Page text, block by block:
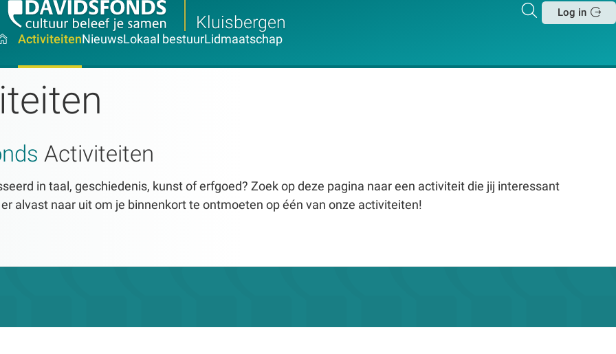
Kluisbergen
Zoeken
Log in
ActiviteitenNieuwsLokaal bestuurLidmaatschap
Activiteiten
in taal, geschiedenis, kunst of erfgoed? Zoek op deze pagina naar een activiteit die jij interessant
alvast naar uit om je binnenkort te ontmoeten op één van onze activiteiten!